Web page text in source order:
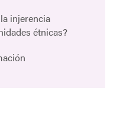
injerencia
étnicas?